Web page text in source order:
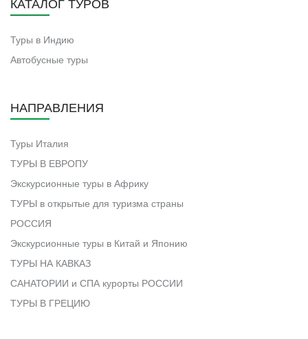
Туры в Индию
Автобусные туры
НАПРАВЛЕНИЯ
Туры Италия
ТУРЫ В ЕВРОПУ
Экскурсионные туры в Африку
ТУРЫ в открытые для туризма страны
РОССИЯ
Экскурсионные туры в Китай и Японию
ТУРЫ НА КАВКАЗ
САНАТОРИИ и СПА курорты РОССИИ
ТУРЫ В ГРЕЦИЮ